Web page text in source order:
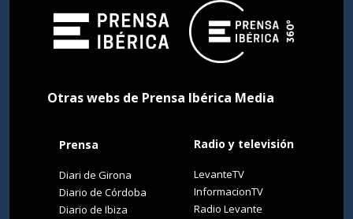
Otras webs de Prensa Ibérica Media
Prensa
Diari de Girona
Diario de Córdoba
Diario de Ibiza
Radio y televisión
LevanteTV
InformacionTV
Radio Levante